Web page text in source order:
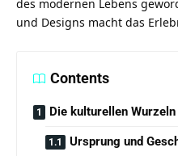
des modernen Lebens
und Designs macht das
Contents
Die kulturellen
Ursprung und